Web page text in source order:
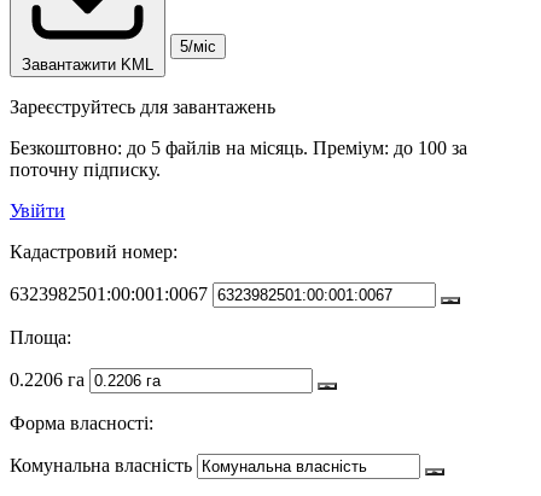
Завантажити KML
5/міс
Зареєструйтесь для завантажень
Безкоштовно: до 5 файлів на місяць. Преміум: до 100 за
поточну підписку.
Увійти
Кадастровий номер:
6323982501:00:001:0067
Площа:
0.2206 га
Форма власності:
Комунальна власність